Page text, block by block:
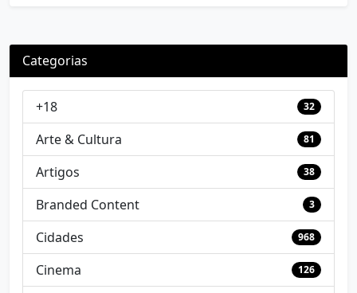
Categorias
+18 32
Arte & Cultura 81
Artigos 38
Branded Content 3
Cidades 968
Cinema 126